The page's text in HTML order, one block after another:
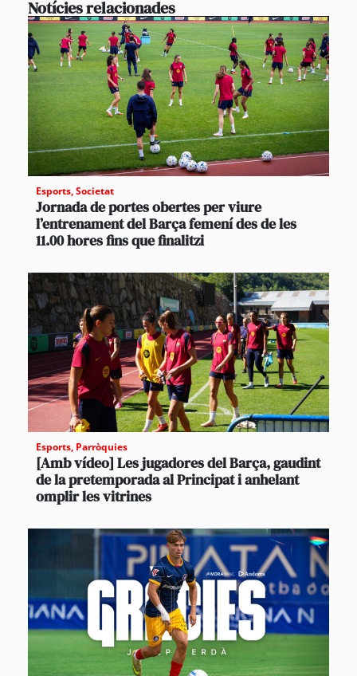
Notícies relacionades
Esports,Societat
Jornada de portes obertes per viure
l’entrenament del Barça femení des de les
11.00 hores fins que finalitzi
Esports, Parròquies
[Amb vídeo] Les jugadores del Barça, gaudint
de la pretemporada al Principat i anhelant
omplir les vitrines